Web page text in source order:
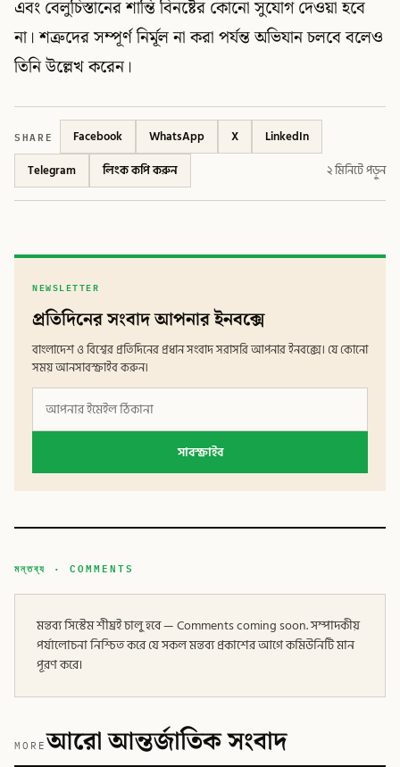
এবং বেলুচিস্তানের শান্তি বিনষ্টের কোনো সুযোগ দেওয়া হবে
না। শত্রুদের সম্পূর্ণ নির্মূল না করা পর্যন্ত অভিযান চলবে বলেও
তিনি উল্লেখ করেন।
SHARE Facebook WhatsApp X
LinkedIn
Telegram
লিংক কপি করুন ২ মিনিটে পড়ুন
NEWSLETTER
প্রতিদিনের সংবাদ আপনার ইনবক্সে
বাংলাদেশ ও বিশ্বের প্রতিদিনের প্রধান সংবাদ সরাসরি আপনার ইনবক্সে। যে কোনো
সময় আনসাবস্ক্রাইব করুন।
সাবস্ক্রাইব
মন্তব্য · COMMENTS
মন্তব্য সিস্টেম শীঘ্রই চালু হবে — Comments coming soon. সম্পাদকীয়
পর্যালোচনা নিশ্চিত করে যে সকল মন্তব্য প্রকাশের আগে কমিউনিটি মান
পূরণ করে।
MOREআরো আন্তর্জাতিক সংবাদ